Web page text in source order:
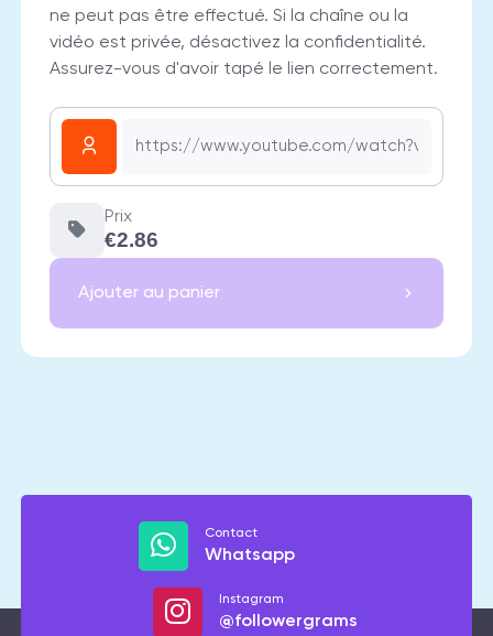
ne peut pas être effectué. Si la chaîne ou la
vidéo est privée, désactivez la confidentialité.
Assurez-vous d'avoir tapé le lien correctement.
Prix
€2.86
Ajouter au panier
Contact
Whatsapp
Instagram
@followergrams